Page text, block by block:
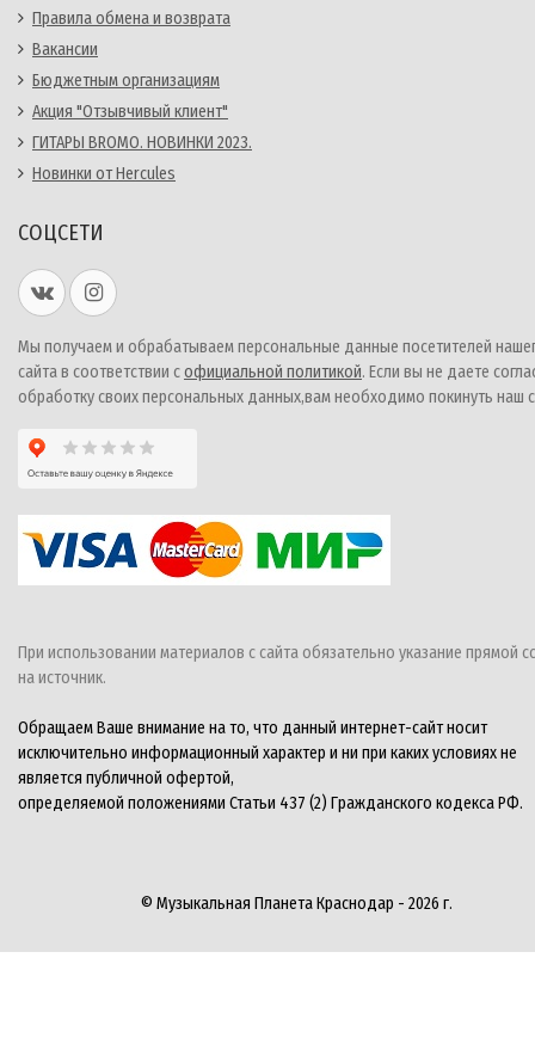
Правила обмена и возврата
Вакансии
Бюджетным организациям
Акция "Отзывчивый клиент"
ГИТАРЫ BROMO. НОВИНКИ 2023.
Новинки от Hercules
СОЦСЕТИ
Мы получаем и обрабатываем персональные данные посетителей
сайта в соответствии софициальной политикой. Если вы не даете
обработку своих персональных данных,вам необходимо покинуть наш
При использовании материалов с сайта обязательно указание прямой
на источник.
Обращаем Ваше внимание на то, что данный интернет-сайт носит
исключительно информационный характер и ни при каких условиях не
является публичной офертой,
определяемой положениями Статьи 437 (2) Гражданского кодекса РФ.
© Музыкальная Планета Краснодар - 2026 г.